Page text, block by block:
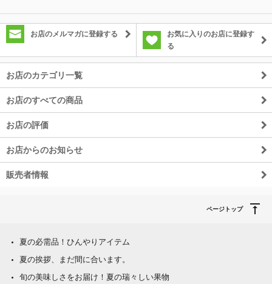
お店のメルマガに登録する
お気に入りのお店に登録す
る
お店のカテゴリ一覧
お店のすべての商品
お店の評価
お店からのお知らせ
販売者情報
ページトップ
夏の必需品！ひんやりアイテム
夏の挨拶、まだ間に合います。
旬の美味しさをお届け！夏の瑞々しい果物